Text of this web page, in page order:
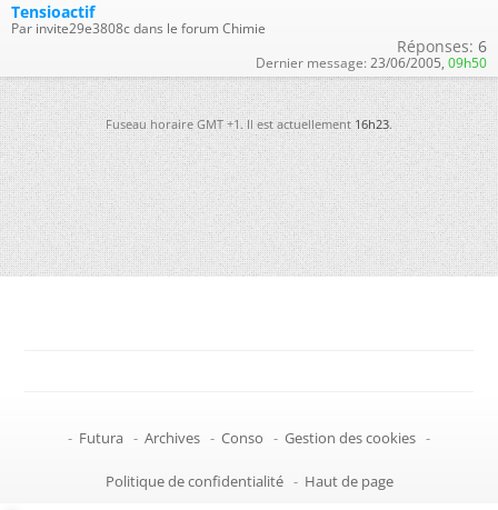
Tensioactif
Par invite29e3808c dans le forum Chimie
Réponses: 6
Dernier message: 23/06/2005, 09h50
Fuseau horaire GMT +1. Il est actuellement16h23.
- Futura - Archives - Conso - Gestion des cookies -
Politique de confidentialité - Haut de page